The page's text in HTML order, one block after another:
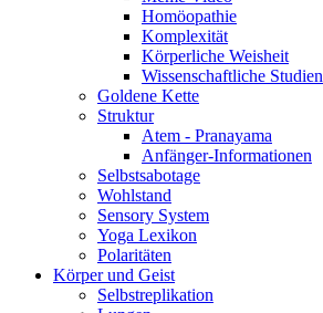
Homöopathie
Komplexität
Körperliche Weisheit
Wissenschaftliche Studien
Goldene Kette
Struktur
Atem - Pranayama
Anfänger-Informationen
Selbstsabotage
Wohlstand
Sensory System
Yoga Lexikon
Polaritäten
Körper und Geist
Selbstreplikation